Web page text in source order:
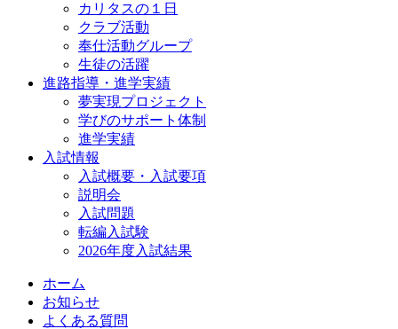
カリタスの１日
クラブ活動
奉仕活動グループ
生徒の活躍
進路指導・進学実績
夢実現プロジェクト
学びのサポート体制
進学実績
入試情報
入試概要・入試要項
説明会
入試問題
転編入試験
2026年度入試結果
ホーム
お知らせ
よくある質問